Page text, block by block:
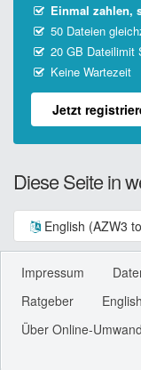
Einmal zahlen,
50 Dateien
20 GB Dateilimit
Keine Wartezeit
Jetzt
Diese Seite in
English (AZW3
Impressum
Ratgeber
English
Über Online-